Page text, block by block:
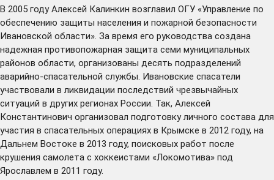
В 2005 году Алексей Калинкин возглавил ОГУ «Управление по
обеспечению защиты населения и пожарной безопасности
Ивановской области». За время его руководства создана
надежная противопожарная защита семи муниципальных
районов области, организованы десять подразделений
аварийно-спасательной службы. Ивановские спасатели
участвовали в ликвидации последствий чрезвычайных
ситуаций в других регионах России. Так, Алексей
Константинович организовал подготовку личного состава для
участия в спасательных операциях в Крымске в 2012 году, на
Дальнем Востоке в 2013 году, поисковых работ после
крушения самолета с хоккеистами «Локомотива» под
Ярославлем в 2011 году.